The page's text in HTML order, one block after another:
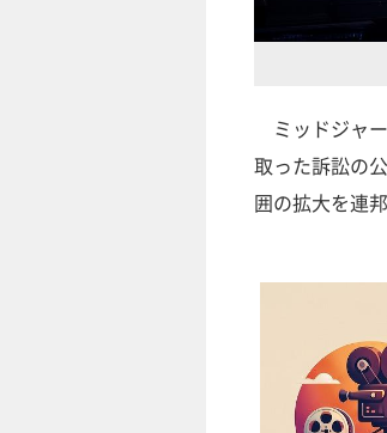
ミッドジャ
取った訴訟の
囲の拡大を連